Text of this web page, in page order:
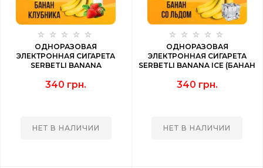
ОДНОРАЗОВАЯ
ЭЛЕКТРОННАЯ СИГАРЕТА
SERBETLI BANANA
КЛУБНИКА) 1200 PUFF
340 грн.
НЕТ В НАЛИЧИИ
ОДНОРАЗОВАЯ
ЭЛЕКТРОННАЯ СИГАРЕТА
SERBETLI BANANA ICE (БАНАН
340 грн.
НЕТ В НАЛИЧИИ